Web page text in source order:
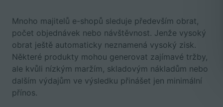
Mnoho majitelů e-shopů sleduje především obrat,
počet objednávek nebo návštěvnost. Jenže vysoký
obrat ještě automaticky neznamená vysoký zisk.
Některé produkty mohou generovat zajímavé tržby,
ale kvůli nízkým maržím, skladovým nákladům nebo
dalším výdajům ve výsledku přinášet jen minimální
přínos.